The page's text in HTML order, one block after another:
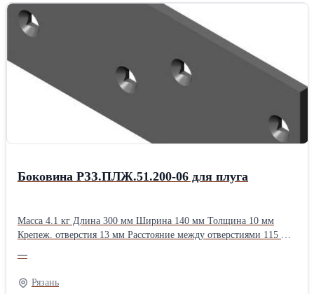
Боковина РЗЗ.ПЛЖ.51.200-06 для плуга
Масса 4.1 кг Длина 300 мм Ширина 140 мм Толщина 10 мм
Крепеж. отверстия 13 мм Расстояние между отверстиями 115 мм
Лемешные
—
Рязань